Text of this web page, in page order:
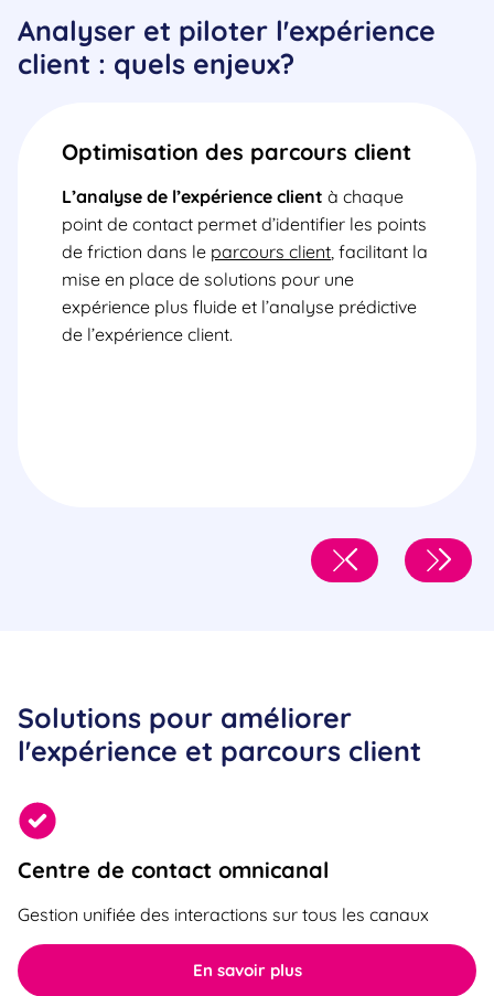
Analyser et piloter l'expérience
client : quels enjeux?
Optimisation des parcours client
L’analyse de l’expérience client à chaque
point de contact permet d’identifier les points
de friction dans le parcours client, facilitant la
mise en place de solutions pour une
expérience plus fluide et l’analyse prédictive
de l’expérience client.
Solutions pour améliorer
l'expérience et parcours client
Centre de contact omnicanal
Gestion unifiée des interactions sur tous les canaux
En savoir plus